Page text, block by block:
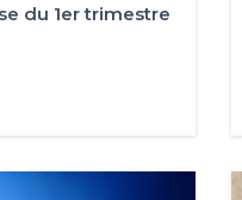
du 1er trimestre